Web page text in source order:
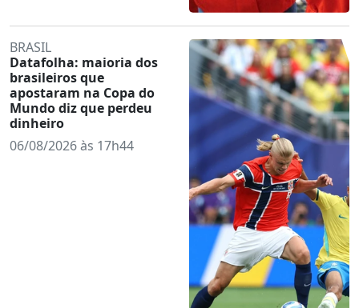
BRASIL
Datafolha: maioria dos
brasileiros que
apostaram na Copa do
Mundo diz que perdeu
dinheiro
06/08/2026 às 17h44